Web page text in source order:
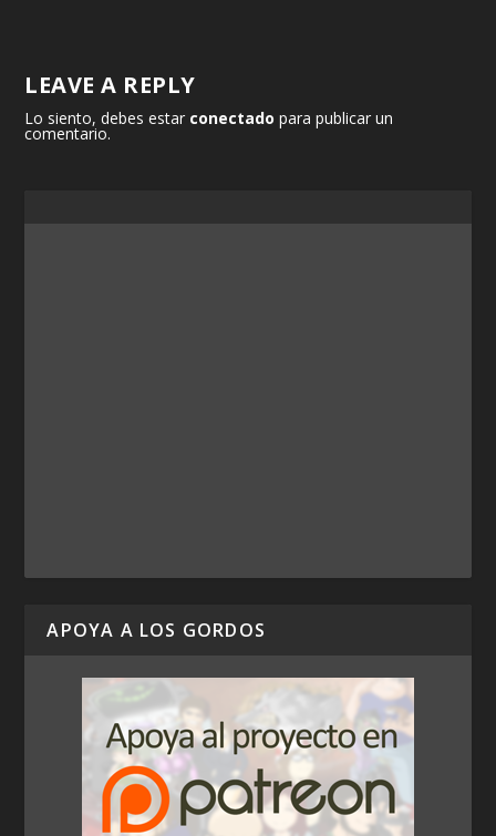
LEAVE A REPLY
Lo siento, debes estar conectado para publicar un
comentario.
APOYA A LOS GORDOS